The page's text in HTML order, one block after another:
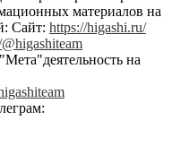
материалов на
Сайт: https://higashi.ru/
на